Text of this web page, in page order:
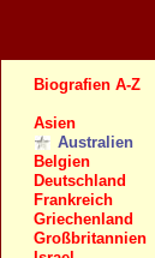
Biografien A-Z
Asien
Australien
Belgien
Deutschland
Frankreich
Griechenland
Großbritannien